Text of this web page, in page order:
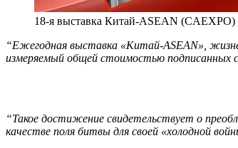
18-я выставка Китай-ASEAN (CAEXPO)
“Ежегодная выставка «Китай-ASEAN»,
измеряемый общей стоимостью подписанных
“Такое достижение свидетельствует о
качестве поля битвы для своей «холодной